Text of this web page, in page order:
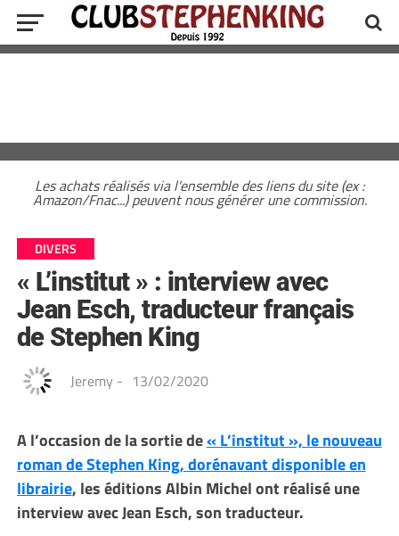
Les achats réalisés via l'ensemble des liens du site (ex :
Amazon/Fnac...) peuvent nous générer une commission.
DIVERS
« L’institut » : interview avec
Jean Esch, traducteur français
de Stephen King
Jeremy - 13/02/2020
A l’occasion de la sortie de« L’institut », le nouveau
roman de Stephen King, dorénavant disponible en
librairie, les éditions Albin Michel ont réalisé une
interview avec Jean Esch, son traducteur.